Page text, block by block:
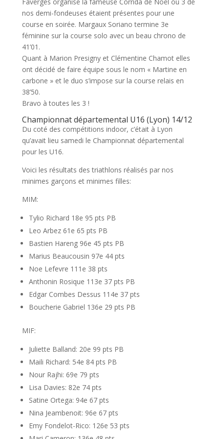
nos demi-fondeuses étaient présentes pour une
course en soirée. Margaux Soriano termine 3e
féminine sur la course solo avec un beau chrono de
41’01.
Quant à Marion Presigny et Clémentine Chamot elles
ont décidé de faire équipe sous le nom « Martine en
carbone » et le duo s’impose sur la course relais en
38’50.
Bravo à toutes les 3 !
Championnat départemental U16 (Lyon) 14/12
Du coté des compétitions indoor, c’était à Lyon
qu’avait lieu samedi le Championnat départemental
pour les U16.
Voici les résultats des triathlons réalisés par nos
minimes garçons et minimes filles:
MIM:
Tylio Richard 18e 95 pts PB
Leo Arbez 61e 65 pts PB
Bastien Hareng 96e 45 pts PB
Marius Beaucousin 97e 44 pts
Noe Lefevre 111e 38 pts
Anthonin Rosique 113e 37 pts PB
Edgar Combes Dessus 114e 37 pts
Boucherie Gabriel 136e 29 pts PB
MIF:
Juliette Balland: 20e 99 pts PB
Maili Richard: 54e 84 pts PB
Nour Rajhi: 69e 79 pts
Lisa Davies: 82e 74 pts
Satine Ortega: 94e 67 pts
Nina Jeambenoit: 96e 67 pts
Emy Fondelot-Rico: 126e 53 pts